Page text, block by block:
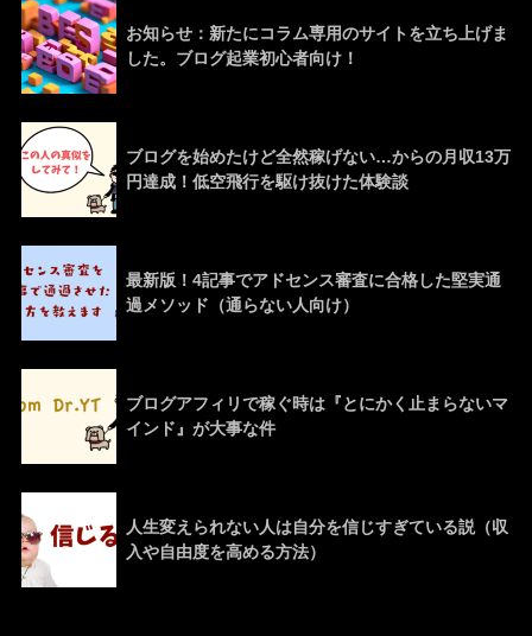
お知らせ：新たにコラム専用のサイトを立ち上げま
した。ブログ起業初心者向け！
ブログを始めたけど全然稼げない…からの月収13万
円達成！低空飛行を駆け抜けた体験談
最新版！4記事でアドセンス審査に合格した堅実通
過メソッド（通らない人向け）
ブログアフィリで稼ぐ時は『とにかく止まらないマ
インド』が大事な件
人生変えられない人は自分を信じすぎている説（収
入や自由度を高める方法）